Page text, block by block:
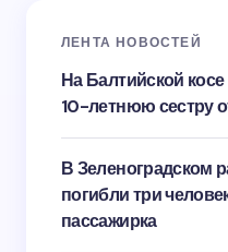
ЛЕНТА НОВОСТЕЙ
На Балтийской
10-летнюю сестру
В Зеленоградском
погибли три
пассажирка